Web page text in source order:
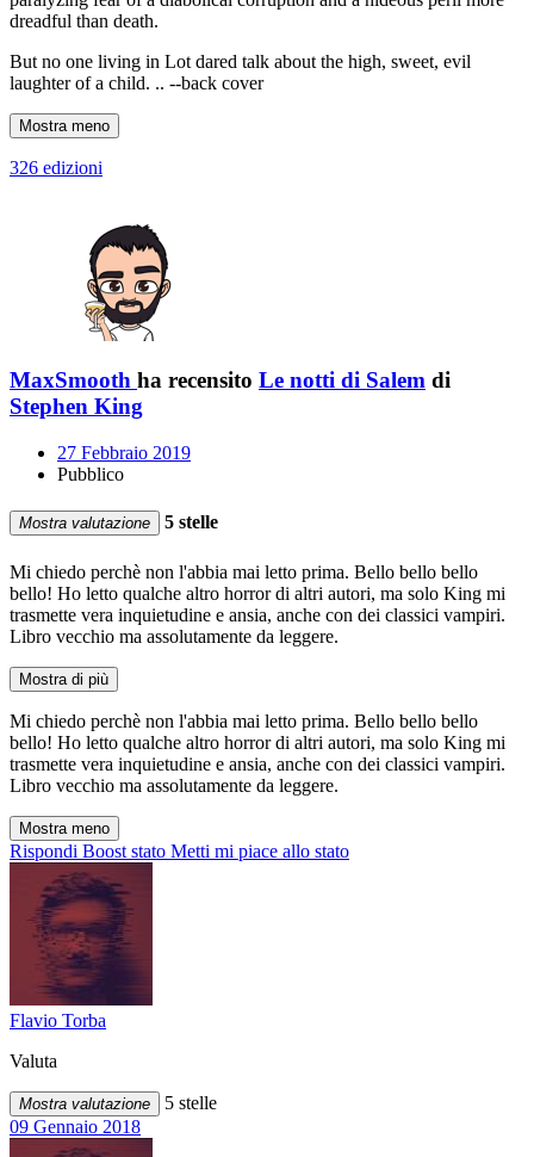
dreadful than death.
But no one living in Lot dared talk about the high, sweet, evil
laughter of a child. .. --back cover
Mostra meno
326 edizioni
MaxSmooth ha recensito Le notti di Salem di
Stephen King
27 Febbraio 2019
Pubblico
Mostra valutazione 5 stelle
Mi chiedo perchè non l'abbia mai letto prima. Bello bello bello
bello! Ho letto qualche altro horror di altri autori, ma solo King mi
trasmette vera inquietudine e ansia, anche con dei classici vampiri.
Libro vecchio ma assolutamente da leggere.
Mostra di più
Mi chiedo perchè non l'abbia mai letto prima. Bello bello bello
bello! Ho letto qualche altro horror di altri autori, ma solo King mi
trasmette vera inquietudine e ansia, anche con dei classici vampiri.
Libro vecchio ma assolutamente da leggere.
Mostra meno
Rispondi Boost stato Metti mi piace allo stato
Flavio Torba
Valuta
Mostra valutazione
5 stelle
09 Gennaio 2018